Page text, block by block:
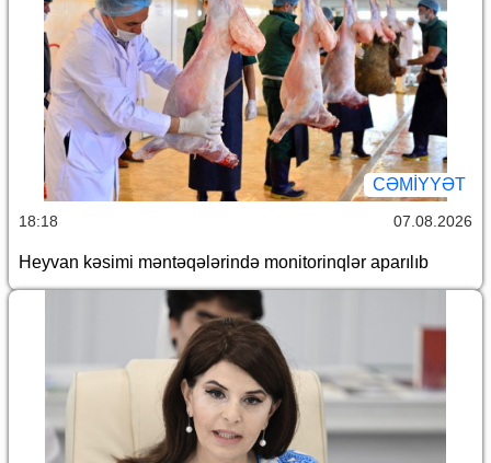
CƏMİYYƏT
18:18 07.08.2026
Heyvan kəsimi məntəqələrində monitorinqlər aparılıb